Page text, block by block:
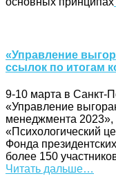
«Управление
ссылок по итогам
9-10 марта в Санкт-
«Управление
менеджмента
«Психологический
Фонда
более 150
Читать дальше…